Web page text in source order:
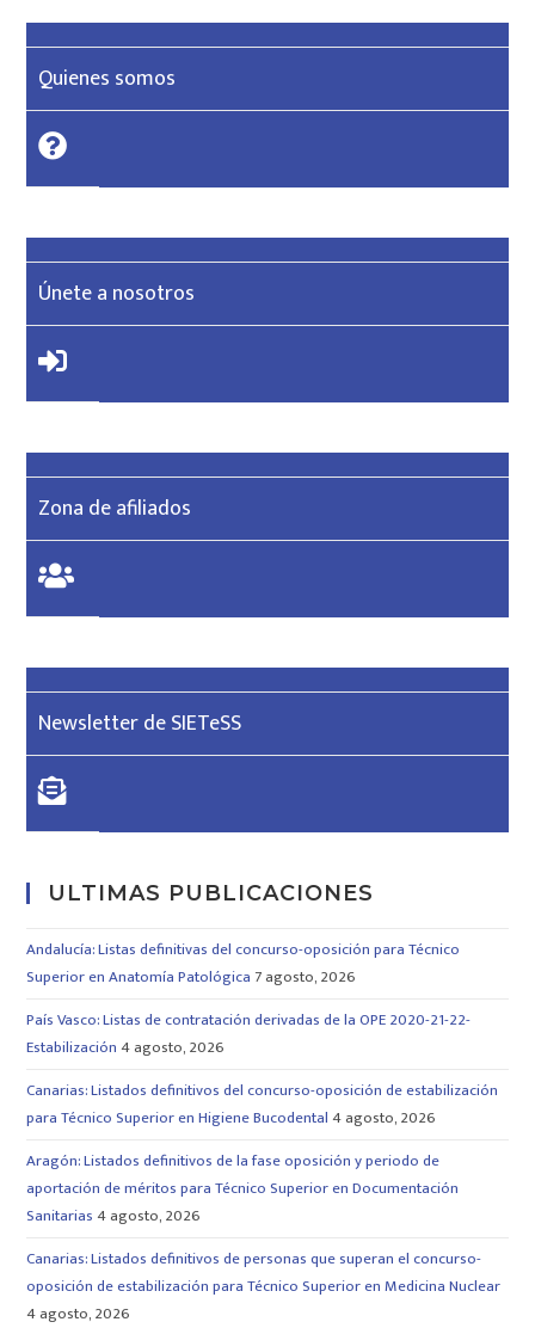
Quienes somos
Únete a nosotros
Zona de afiliados
Newsletter de SIETeSS
ULTIMAS PUBLICACIONES
Andalucía: Listas definitivas del concurso-oposición para Técnico
Superior en Anatomía Patológica 7 agosto, 2026
País Vasco: Listas de contratación derivadas de la OPE 2020-21-22-
Estabilización 4 agosto, 2026
Canarias: Listados definitivos del concurso-oposición de estabilización
para Técnico Superior en Higiene Bucodental 4 agosto, 2026
Aragón: Listados definitivos de la fase oposición y periodo de
aportación de méritos para Técnico Superior en Documentación
Sanitarias 4 agosto, 2026
Canarias: Listados definitivos de personas que superan el concurso-
oposición de estabilización para Técnico Superior en Medicina Nuclear
4 agosto, 2026